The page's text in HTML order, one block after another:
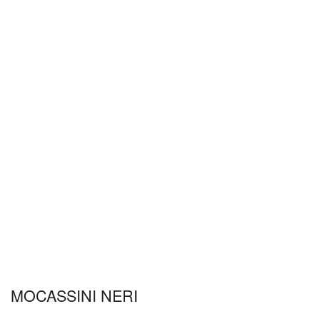
MOCASSINI NERI